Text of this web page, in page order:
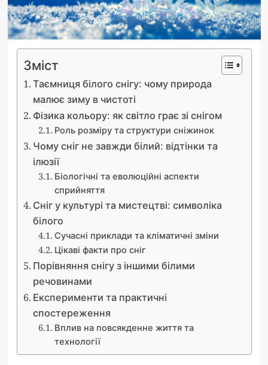
Зміст
Таємниця білого снігу: чому природа
малює зиму в чистоті
Фізика кольору: як світло грає зі снігом
Роль розміру та структури сніжинок
Чому сніг не завжди білий: відтінки та
ілюзії
Біологічні та еволюційні аспекти
сприйняття
Сніг у культурі та мистецтві: символіка
білого
Сучасні приклади та кліматичні зміни
Цікаві факти про сніг
Порівняння снігу з іншими білими
речовинами
Експерименти та практичні
спостереження
Вплив на повсякденне життя та
технології